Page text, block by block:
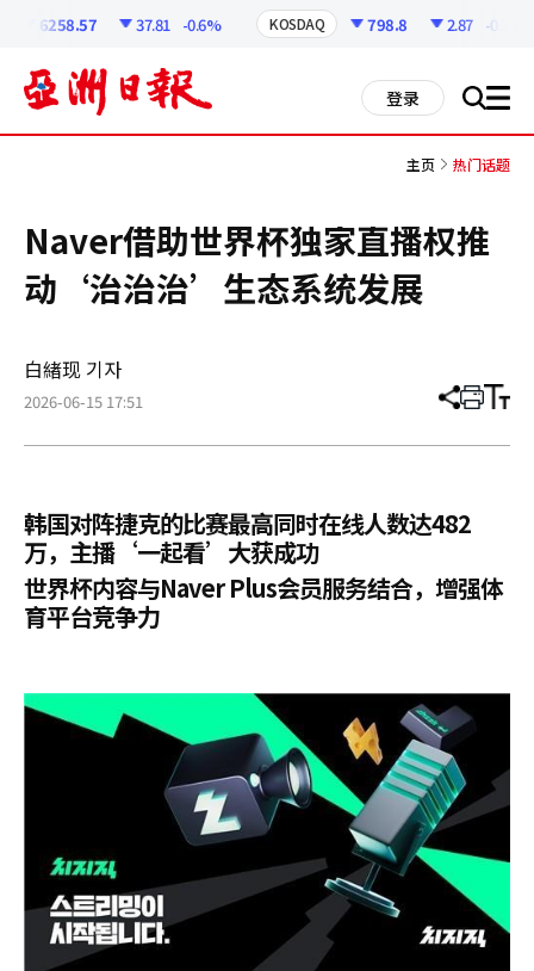
6258.57 37.81 -0.6% KOSDAQ 798.8 2.87 -0.36%
登录 搜 all
主页 热门话题
Naver借助世界杯独家直播权推
动‘治治治’生态系统发展
白緖现 기자
2026-06-15 17:51 分
章
打 调
小
韩国对阵捷克的比赛最高同时在线人数达482
万，主播‘一起看’大获成功
世界杯内容与Naver Plus会员服务结合，增强体
育平台竞争力